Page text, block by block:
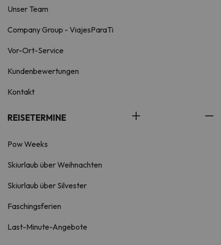
Unser Team
Company Group - ViajesParaTi
Vor-Ort-Service
Kundenbewertungen
Kontakt
REISETERMINE
Pow Weeks
Skiurlaub über Weihnachten
Skiurlaub über Silvester
Faschingsferien
Last-Minute-Angebote